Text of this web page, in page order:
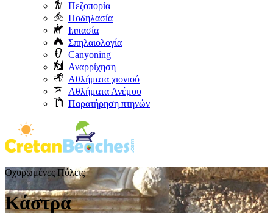
Πεζοπορία
Ποδηλασία
Ιππασία
Σπηλαιολογία
Canyoning
Αναρρίχηση
Αθλήματα χιονιού
Αθλήματα Ανέμου
Παρατήρηση πτηνών
Οχυρωμένες Πόλεις
Κάστρα